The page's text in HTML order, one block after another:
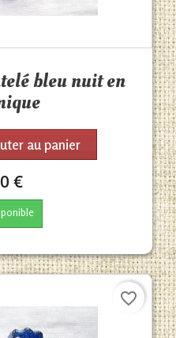
bleu nuit en
au panier
€
favorite_border